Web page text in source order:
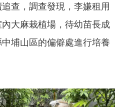
查，調查發現，李嫌租用
大麻栽植場，待幼苗長成
埔山區的偏僻處進行培養